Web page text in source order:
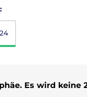
24
Es wird keine